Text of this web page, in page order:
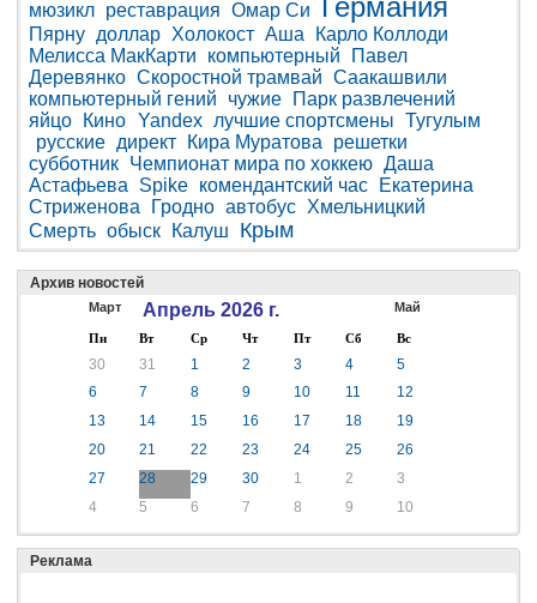
мюзикл реставрация Омар Си
Пярну доллар Холокост Аша
Карло Коллоди
Мелисса МакКарти
компьютерный
Павел
Деревянко Скоростной трамвай Саакашвили
компьютерный гений
чужие
Парк развлечений
яйцо
Кино Yandex лучшие спортсмены Тугулым
русские директ Кира Муратова
решетки
субботник Чемпионат мира по хоккею Даша
Астафьева
Spike комендантский час
Екатерина
Стриженова
Гродно автобус Хмельницкий
Смерть обыск Калуш Крым
Архив новостей
Март Апрель 2026 г. Май
Пн Вт Ср Чт Пт Сб Вс
30 31 1 2 3 4
5
6
7 8 9 10 11
12
13
14 15 16 17 18
19
20
21 22 23 24 25
26
27
28 29 30 1 2
3
4
5 6 7 8 9 10
Реклама